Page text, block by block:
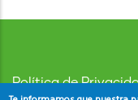
Política de